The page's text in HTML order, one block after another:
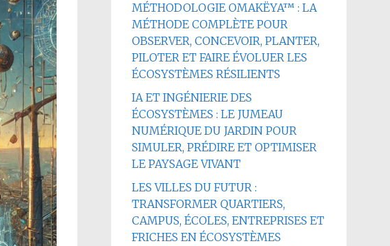
MÉTHODOLOGIE OMAKËYA™ : LA
MÉTHODE COMPLÈTE POUR
OBSERVER, CONCEVOIR, PLANTER,
PILOTER ET FAIRE ÉVOLUER LES
ÉCOSYSTÈMES RÉSILIENTS
IA ET INGÉNIERIE DES
ÉCOSYSTÈMES : LE JUMEAU
NUMÉRIQUE DU JARDIN POUR
SIMULER, PRÉDIRE ET OPTIMISER
LE PAYSAGE VIVANT
LES VILLES DU FUTUR :
TRANSFORMER QUARTIERS,
CAMPUS, ÉCOLES, ENTREPRISES ET
FRICHES EN ÉCOSYSTÈMES